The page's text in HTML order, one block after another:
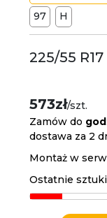
97
H
225/55 R17
573zł/szt.
Zamów do
dostawa za 2
Montaż w
Ostatnie sztuki